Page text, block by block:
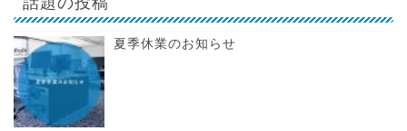
夏季休業のお知らせ